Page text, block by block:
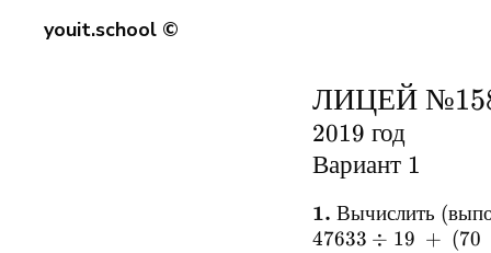
youit.school ©
ЛИЦЕЙ
2019 год
Вариант 1
1. Вычислить (
47633 ÷ 19 + (70